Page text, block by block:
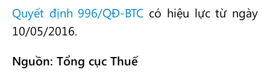
Quyết định 996/QĐ-BTC có hiệu lực từ ngày
10/05/2016.
Nguồn: Tổng cục Thuế